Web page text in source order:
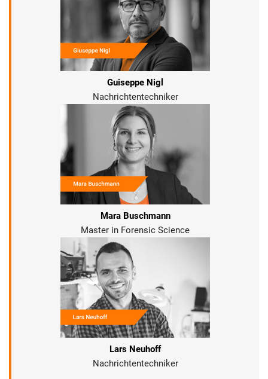
Guiseppe Nigl
Nachrichtentechniker
Mara Buschmann
Master in Forensic Science
Lars Neuhoff
Nachrichtentechniker